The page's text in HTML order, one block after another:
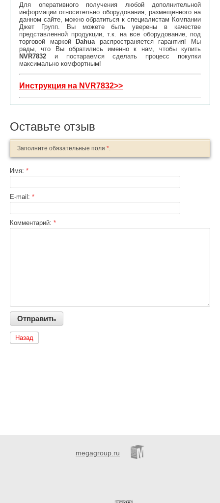
Для оперативного получения любой дополнительной
информации относительно оборудования, размещенного на
данном сайте, можно обратиться к специалистам Компании
Джет Групп. Вы можете быть уверены в качестве
представленной продукции, т.к. на все оборудование, под
торговой маркойDahua распространяется гарантия! Мы
рады, что Вы обратились именно к нам, чтобы купить
NVR7832 и постараемся сделать процесс покупки
максимально комфортным!
Инструкция на NVR7832>>
Оставьте отзыв
Заполните обязательные поля *.
Имя: *
E-mail: *
Комментарий: *
Назад
megagroup.ru